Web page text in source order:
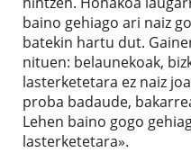
baino gehiago ari naiz
batekin hartu dut.
nituen: belaunekoak,
lasterketetara ez naiz
proba badaude,
Lehen baino gogo
lasterketetara».